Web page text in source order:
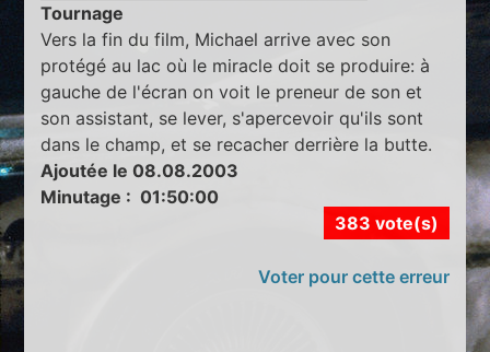
Tournage
Vers la fin du film, Michael arrive avec son
protégé au lac où le miracle doit se produire: à
gauche de l'écran on voit le preneur de son et
son assistant, se lever, s'apercevoir qu'ils sont
dans le champ, et se recacher derrière la butte.
Ajoutée le 08.08.2003
Minutage : 01:50:00
383 vote(s)
Voter pour cette erreur